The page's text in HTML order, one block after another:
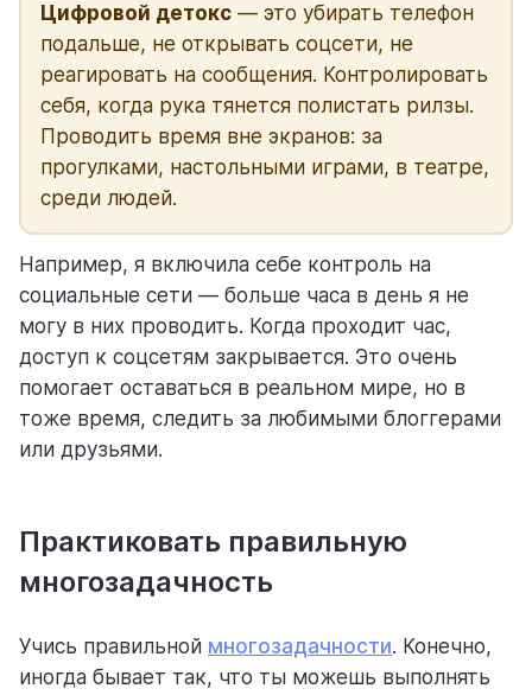
Цифровой детокс — это убирать телефон
подальше, не открывать соцсети, не
реагировать на сообщения. Контролировать
себя, когда рука тянется полистать рилзы.
Проводить время вне экранов: за
прогулками, настольными играми, в театре,
среди людей.
Например, я включила себе контроль на
социальные сети — больше часа в день я не
могу в них проводить. Когда проходит час,
доступ к соцсетям закрывается. Это очень
помогает оставаться в реальном мире, но в
тоже время, следить за любимыми блоггерами
или друзьями.
Практиковать правильную
многозадачность
Учись правильной многозадачности. Конечно,
иногда бывает так, что ты можешь выполнять